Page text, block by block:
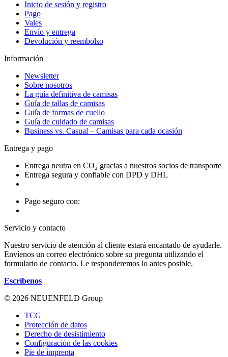
Inicio de sesión y registro
Pago
Vales
Envío y entrega
Devolución y reembolso
Información
Newsletter
Sobre nosotros
La guía definitiva de camisas
Guía de tallas de camisas
Guía de formas de cuello
Guía de cuidado de camisas
Business vs. Casual – Camisas para cada ocasión
Entrega y pago
Entrega neutra en CO₂ gracias a nuestros socios de transporte
Entrega segura y confiable con DPD y DHL
Pago seguro con:
Servicio y contacto
Nuestro servicio de atención al cliente estará encantado de ayudarle.
Envíenos un correo electrónico sobre su pregunta utilizando el
formulario de contacto. Le responderemos lo antes posible.
Escríbenos
© 2026 NEUENFELD Group
TCG
Protección de datos
Derecho de desistimiento
Configuración de las cookies
Pie de imprenta